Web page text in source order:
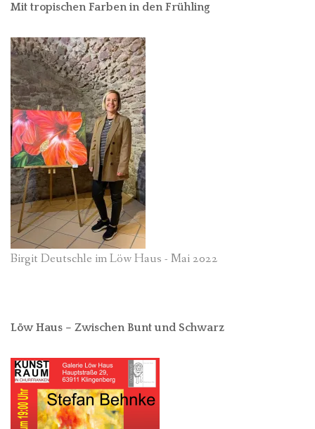
Mit tropischen Farben in den Frühling
Birgit Deutschle im Löw Haus - Mai 2022
Löw Haus – Zwischen Bunt und Schwarz